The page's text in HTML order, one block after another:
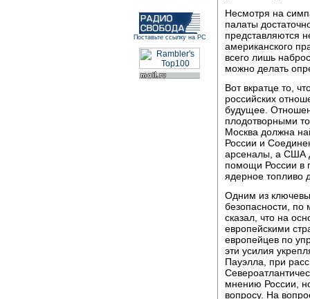
Поставьте ссылку на РС
Несмотря на
палаты
представляются
американского
всего лишь
можно делать
Вот вкратце то,
российских
будущее.
плодотворными
Москва должна
России и
арсеналы, а США
помощи России в
ядерное топливо
Одним из
безопасности,
сказал, что на
европейскими
европейцев по
эти усилия
Пауэлла, при
мнению России,
вопросу. На